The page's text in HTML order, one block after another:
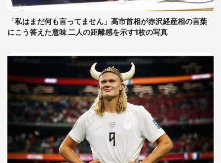
「私はまだ何も言ってません」高市首相が赤沢経産相の言葉
にこう答えた意味 二人の距離感を示す1枚の写真